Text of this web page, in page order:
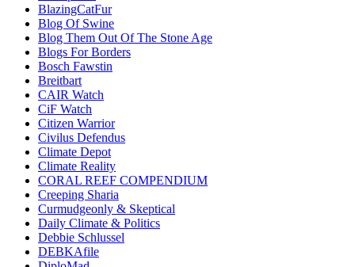
BlazingCatFur
Blog Of Swine
Blog Them Out Of The Stone Age
Blogs For Borders
Bosch Fawstin
Breitbart
CAIR Watch
CiF Watch
Citizen Warrior
Civilus Defendus
Climate Depot
Climate Reality
CORAL REEF COMPENDIUM
Creeping Sharia
Curmudgeonly & Skeptical
Daily Climate & Politics
Debbie Schlussel
DEBKAfile